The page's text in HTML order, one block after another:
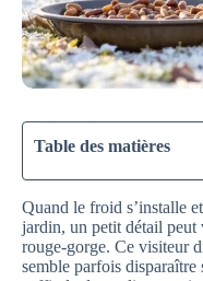
Table des matières
Quand le froid s’installe
jardin, un petit détail peut
rouge-gorge. Ce visiteur
semble parfois